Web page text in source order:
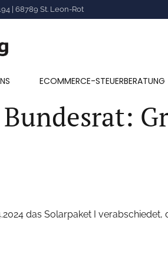
| 68789 St. Leon-Rot
ECOMMERCE-STEUERBERATUNG
das Solarpaket I